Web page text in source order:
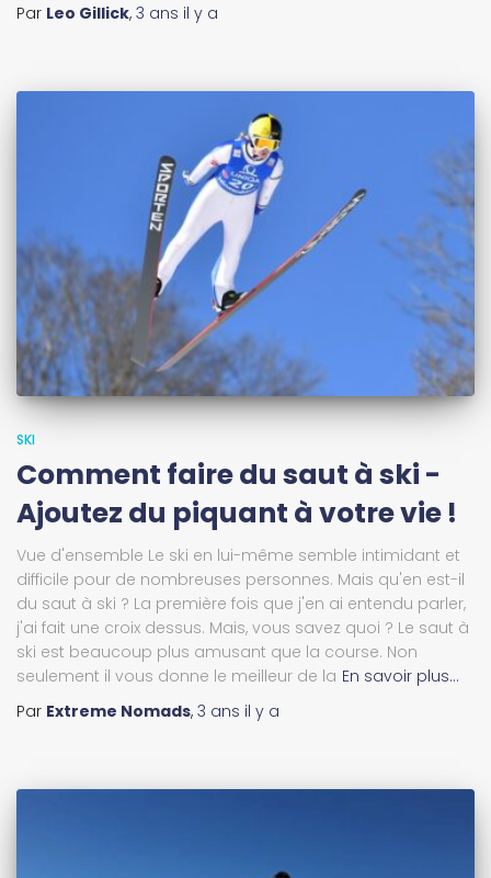
Par Leo Gillick, 3 ans il y a
SKI
Comment faire du saut à ski -
Ajoutez du piquant à votre vie !
Vue d'ensemble Le ski en lui-même semble intimidant et
difficile pour de nombreuses personnes. Mais qu'en est-il
du saut à ski ? La première fois que j'en ai entendu parler,
j'ai fait une croix dessus. Mais, vous savez quoi ? Le saut à
ski est beaucoup plus amusant que la course. Non
seulement il vous donne le meilleur de la En savoir plus…
Par Extreme Nomads, 3 ans il y a